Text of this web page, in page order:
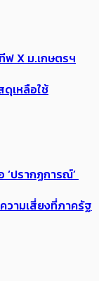
ฟ X ม.เกษตรฯ
เหลือใช้
ปรากฏการณ์’
วามเสี่ยงที่ภาครัฐ